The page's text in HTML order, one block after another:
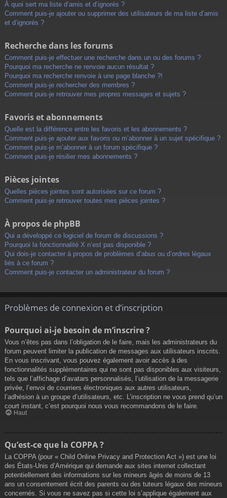
À quoi sert ma liste d’amis et d’ignorés ?
Comment puis-je ajouter ou supprimer des utilisateurs de ma liste d’amis
et d’ignorés ?
Recherche dans les forums
Comment puis-je effectuer une recherche dans un ou des forums ?
Pourquoi ma recherche ne renvoie aucun résultat ?
Pourquoi ma recherche renvoie à une page blanche ?!
Comment puis-je rechercher des membres ?
Comment puis-je retrouver mes propres messages et sujets ?
Favoris et abonnements
Quelle est la différence entre les favoris et les abonnements ?
Comment puis-je ajouter aux favoris ou m’abonner à un sujet spécifique ?
Comment puis-je m’abonner à un forum spécifique ?
Comment puis-je résilier mes abonnements ?
Pièces jointes
Quelles pièces jointes sont autorisées sur ce forum ?
Comment puis-je retrouver toutes mes pièces jointes ?
À propos de phpBB
Qui a développé ce logiciel de forum de discussions ?
Pourquoi la fonctionnalité X n’est pas disponible ?
Qui dois-je contacter à propos de problèmes d’abus ou d’ordres légaux
liés à ce forum ?
Comment puis-je contacter un administrateur du forum ?
Problèmes de connexion et d’inscription
Pourquoi ai-je besoin de m’inscrire ?
Vous n’êtes pas dans l’obligation de le faire, mais les administrateurs du
forum peuvent limiter la publication de messages aux utilisateurs inscrits.
En vous inscrivant, vous pouvez également avoir accès à des
fonctionnalités supplémentaires qui ne sont pas disponibles aux visiteurs,
tels que l’affichage d’avatars personnalisés, l’utilisation de la messagerie
privée, l’envoi de courriers électroniques aux autres utilisateurs,
l’adhésion à un groupe d’utilisateurs, etc. L’inscription ne vous prend qu’un
court instant, c’est pourquoi nous vous recommandons de le faire.
Haut
Qu’est-ce que la COPPA ?
La COPPA (pour « Child Online Privacy and Protection Act ») est une loi
des États-Unis d’Amérique qui demande aux sites internet collectant
potentiellement des informations sur les mineurs âgés de moins de 13
ans un consentement écrit des parents ou des tuteurs légaux des mineurs
concernés. Si vous ne savez pas si cette loi s’applique également aux